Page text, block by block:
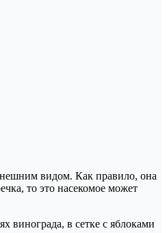
видом. Как правило, она
то это насекомое может
винограда, в сетке с яблоками